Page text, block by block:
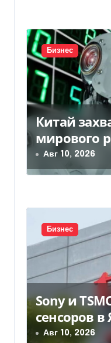
и
с
я
м
Бизнес
Китай
мирового
Авг 10, 2026
Бизнес
Sony и
сенсоров в
млрд
Авг 10, 2026